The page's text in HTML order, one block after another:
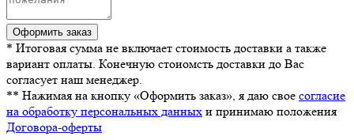
* Итоговая сумма не включает стоимость доставки а также
вариант оплаты. Конечную стоиомсть доставки до Вас
согласует наш менеджер.
** Нажимая на кнопку «Оформить заказ», я даю свое согласие
на обработку персональных данных и принимаю положения
Договора-оферты